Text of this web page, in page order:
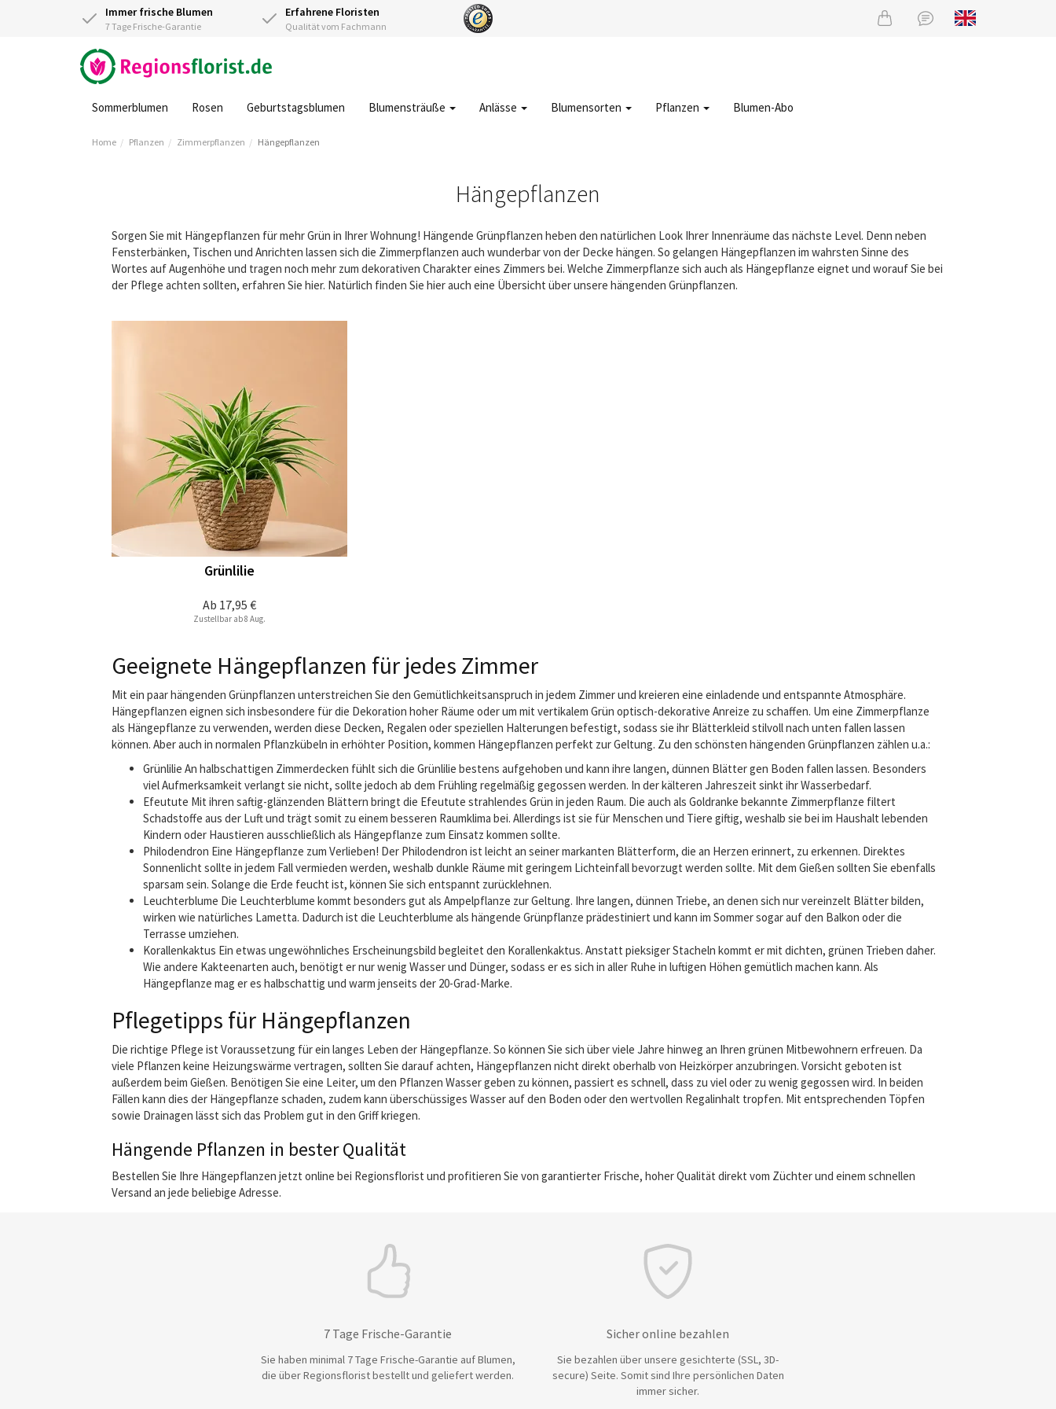
Immer frische Blumen
7 Tage Frische-Garantie
Erfahrene Floristen
Qualität vom Fachmann
Sommerblumen Rosen Geburtstagsblumen Blumensträuße Anlässe Blumensorten Pflanzen Blumen-Abo
Home Pflanzen Zimmerpflanzen Hängepflanzen
Hängepflanzen
Sorgen Sie mit Hängepflanzen für mehr Grün in Ihrer Wohnung! Hängende Grünpflanzen heben den natürlichen Look Ihrer Innenräume das nächste Level. Denn neben
Fensterbänken, Tischen und Anrichten lassen sich die Zimmerpflanzen auch wunderbar von der Decke hängen. So gelangen Hängepflanzen im wahrsten Sinne des
Wortes auf Augenhöhe und tragen noch mehr zum dekorativen Charakter eines Zimmers bei. Welche Zimmerpflanze sich auch als Hängepflanze eignet und worauf Sie bei
der Pflege achten sollten, erfahren Sie hier. Natürlich finden Sie hier auch eine Übersicht über unsere hängenden Grünpflanzen.
Ab 17,95 €
Grünlilie
Zustellbar ab 8 Aug.
Geeignete Hängepflanzen für jedes Zimmer
Mit ein paar hängenden Grünpflanzen unterstreichen Sie den Gemütlichkeitsanspruch in jedem Zimmer und kreieren eine einladende und entspannte Atmosphäre.
Hängepflanzen eignen sich insbesondere für die Dekoration hoher Räume oder um mit vertikalem Grün optisch-dekorative Anreize zu schaffen. Um eine Zimmerpflanze
als Hängepflanze zu verwenden, werden diese Decken, Regalen oder speziellen Halterungen befestigt, sodass sie ihr Blätterkleid stilvoll nach unten fallen lassen
können. Aber auch in normalen Pflanzkübeln in erhöhter Position, kommen Hängepflanzen perfekt zur Geltung. Zu den schönsten hängenden Grünpflanzen zählen u.a.:
Grünlilie An halbschattigen Zimmerdecken fühlt sich die Grünlilie bestens aufgehoben und kann ihre langen, dünnen Blätter gen Boden fallen lassen. Besonders
viel Aufmerksamkeit verlangt sie nicht, sollte jedoch ab dem Frühling regelmäßig gegossen werden. In der kälteren Jahreszeit sinkt ihr Wasserbedarf.
Efeutute Mit ihren saftig-glänzenden Blättern bringt die Efeutute strahlendes Grün in jeden Raum. Die auch als Goldranke bekannte Zimmerpflanze filtert
Schadstoffe aus der Luft und trägt somit zu einem besseren Raumklima bei. Allerdings ist sie für Menschen und Tiere giftig, weshalb sie bei im Haushalt lebenden
Kindern oder Haustieren ausschließlich als Hängepflanze zum Einsatz kommen sollte.
Philodendron Eine Hängepflanze zum Verlieben! Der Philodendron ist leicht an seiner markanten Blätterform, die an Herzen erinnert, zu erkennen. Direktes
Sonnenlicht sollte in jedem Fall vermieden werden, weshalb dunkle Räume mit geringem Lichteinfall bevorzugt werden sollte. Mit dem Gießen sollten Sie ebenfalls
sparsam sein. Solange die Erde feucht ist, können Sie sich entspannt zurücklehnen.
Leuchterblume Die Leuchterblume kommt besonders gut als Ampelpflanze zur Geltung. Ihre langen, dünnen Triebe, an denen sich nur vereinzelt Blätter bilden,
wirken wie natürliches Lametta. Dadurch ist die Leuchterblume als hängende Grünpflanze prädestiniert und kann im Sommer sogar auf den Balkon oder die
Terrasse umziehen.
Korallenkaktus Ein etwas ungewöhnliches Erscheinungsbild begleitet den Korallenkaktus. Anstatt pieksiger Stacheln kommt er mit dichten, grünen Trieben daher.
Wie andere Kakteenarten auch, benötigt er nur wenig Wasser und Dünger, sodass er es sich in aller Ruhe in luftigen Höhen gemütlich machen kann. Als
Hängepflanze mag er es halbschattig und warm jenseits der 20-Grad-Marke.
Pflegetipps für Hängepflanzen
Die richtige Pflege ist Voraussetzung für ein langes Leben der Hängepflanze. So können Sie sich über viele Jahre hinweg an Ihren grünen Mitbewohnern erfreuen. Da
viele Pflanzen keine Heizungswärme vertragen, sollten Sie darauf achten, Hängepflanzen nicht direkt oberhalb von Heizkörper anzubringen. Vorsicht geboten ist
außerdem beim Gießen. Benötigen Sie eine Leiter, um den Pflanzen Wasser geben zu können, passiert es schnell, dass zu viel oder zu wenig gegossen wird. In beiden
Fällen kann dies der Hängepflanze schaden, zudem kann überschüssiges Wasser auf den Boden oder den wertvollen Regalinhalt tropfen. Mit entsprechenden Töpfen
sowie Drainagen lässt sich das Problem gut in den Griff kriegen.
Hängende Pflanzen in bester Qualität
Bestellen Sie Ihre Hängepflanzen jetzt online bei Regionsflorist und profitieren Sie von garantierter Frische, hoher Qualität direkt vom Züchter und einem schnellen
Versand an jede beliebige Adresse.
7 Tage Frische-Garantie
Sie haben minimal 7 Tage Frische-Garantie auf Blumen,
die über Regionsflorist bestellt und geliefert werden.
Sicher online bezahlen
Sie bezahlen über unsere gesichterte (SSL, 3D-
secure) Seite. Somit sind Ihre persönlichen Daten
immer sicher.